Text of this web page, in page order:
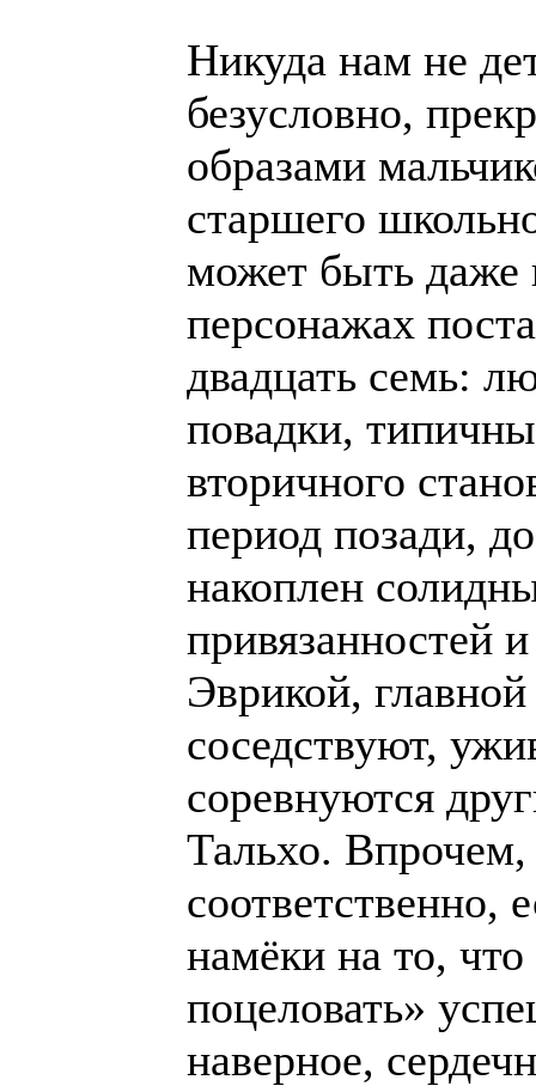
Никуда нам не
безусловно,
образами
старшего
может быть даже
персонажах
двадцать семь:
повадки,
вторичного
период позади,
накоплен
привязанностей
Эврикой,
соседствуют,
соревнуются
Тальхо. Впрочем,
соответственно,
намёки на то,
поцеловать»
наверное,